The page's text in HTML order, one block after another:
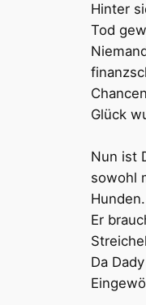
Hinter
Tod
Glück
Nun ist
sowohl
Er
Da